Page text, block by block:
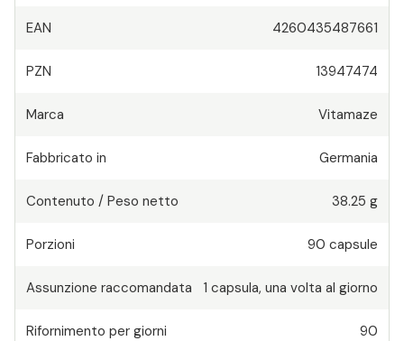
EAN 4260435487661
PZN 13947474
Marca Vitamaze
Fabbricato in Germania
Contenuto / Peso netto 38.25 g
Porzioni 90 capsule
Assunzione raccomandata 1 capsula, una volta al giorno
Rifornimento per giorni 90